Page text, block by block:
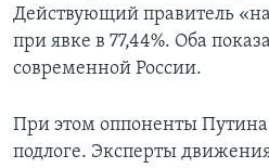
Действующий правитель
при явке в 77,44%. Оба
современной России.
При этом оппоненты Путина
подлоге. Эксперты